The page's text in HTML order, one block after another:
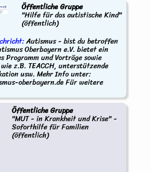
Öffentliche Gruppe
"Hilfe für das autistische Kind"
(öffentlich)
Autismus - bist du betroffen
Oberbayern e.V. bietet ein
Programm und Vorträge sowie
z.B. TEACCH, unterstützende
usw. Mehr Info unter:
oberbayern.de Für weitere
Öffentliche Gruppe
"MUT - in Krankheit und Krise" -
Soforthilfe für Familien
(öffentlich)